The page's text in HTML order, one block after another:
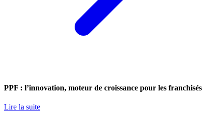
PPF : l’innovation, moteur de croissance pour les franchisés
Lire la suite